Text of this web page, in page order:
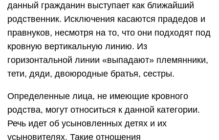
данный гражданин выступает как ближайший
родственник. Исключения касаются прадедов и
правнуков, несмотря на то, что они подходят под
кровную вертикальную линию. Из
горизонтальной линии «выпадают» племянники,
тети, дяди, двоюродные братья, сестры.
Определенные лица, не имеющие кровного
родства, могут относиться к данной категории.
Речь идет об усыновленных детях и их
усыновителях. Такие отношения